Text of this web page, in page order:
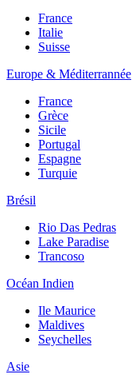
France
Italie
Suisse
Europe & Méditerrannée
France
Grèce
Sicile
Portugal
Espagne
Turquie
Brésil
Rio Das Pedras
Lake Paradise
Trancoso
Océan Indien
Ile Maurice
Maldives
Seychelles
Asie